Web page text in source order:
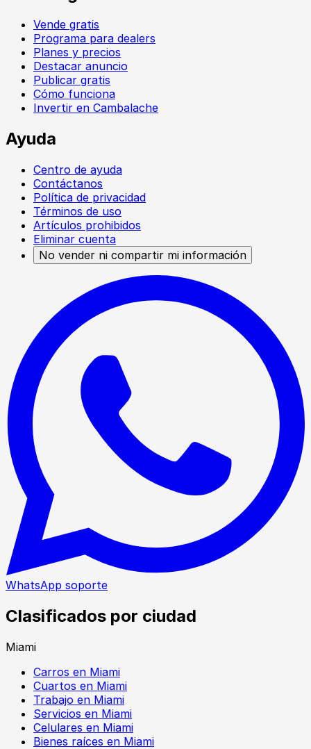
Vende gratis
Programa para dealers
Planes y precios
Destacar anuncio
Publicar gratis
Cómo funciona
Invertir en Cambalache
Ayuda
Centro de ayuda
Contáctanos
Política de privacidad
Términos de uso
Artículos prohibidos
Eliminar cuenta
No vender ni compartir mi información
WhatsApp soporte
Clasificados por ciudad
Miami
Carros en Miami
Cuartos en Miami
Trabajo en Miami
Servicios en Miami
Celulares en Miami
Bienes raíces en Miami